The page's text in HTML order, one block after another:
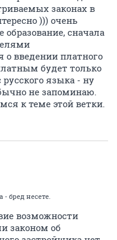
законах в
))) очень
сначала
о введении платного
будет только
языка - ну
не запоминаю.
к теме этой ветки.
бред несете.
возможности
законом об